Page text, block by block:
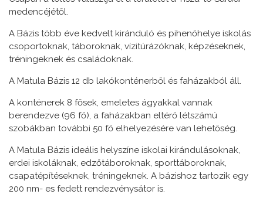
medencéjétől.
A Bázis több éve kedvelt kiránduló és pihenőhelye iskolás
csoportoknak, táboroknak, vízitúrázóknak, képzéseknek,
tréningeknek és családoknak.
A Matula Bázis 12 db lakókonténerből és faházakból áll.
A konténerek 8 fősek, emeletes ágyakkal vannak
berendezve (96 fő), a faházakban eltérő létszámú
szobákban további 50 fő elhelyezésére van lehetőség.
A Matula Bázis ideális helyszíne iskolai kirándulásoknak,
erdei iskoláknak, edzőtáboroknak, sporttáboroknak,
csapatépítéseknek, tréningeknek. A bázishoz tartozik egy
200 nm- es fedett rendezvénysátor is.